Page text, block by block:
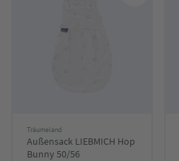
Träumeland
Außensack LIEBMICH Hop
Bunny 50/56